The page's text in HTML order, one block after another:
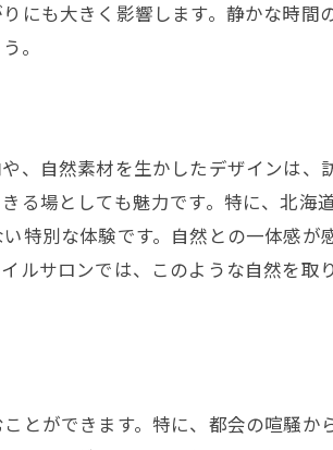
にも大きく影響します。静かな時間
。
、自然素材を生かしたデザインは、
る場としても魅力です。特に、北海
特別な体験です。自然との一体感が
ルサロンでは、このような自然を取
とができます。特に、都会の喧騒か